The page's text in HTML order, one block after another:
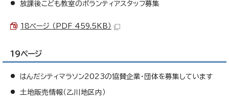
放課後こども教室のボランティアスタッフ募集
18ページ （PDF 459.5KB）
19ページ
はんだシティマラソン2023の協賛企業・団体を募集しています
土地販売情報（乙川地区内）